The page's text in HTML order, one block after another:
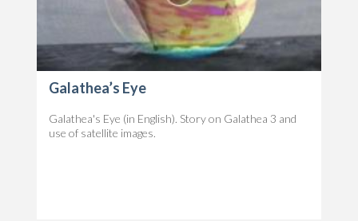
Galathea’s Eye
Galathea's Eye (in English). Story on Galathea 3 and
use of satellite images.